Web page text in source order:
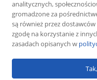
Copyright ©
Powered
analitycznych,
gromadzone za
są również przez
zgodę na korzystanie z
zasadach opisanych w